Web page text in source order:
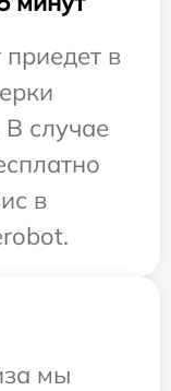
приедет в
случае
в
мы